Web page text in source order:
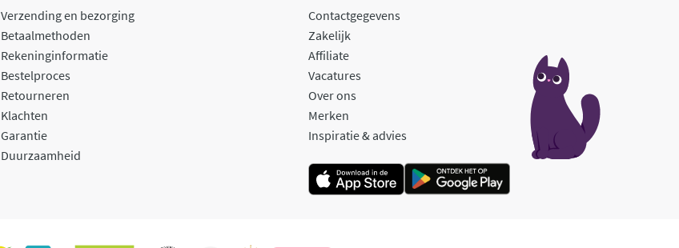
Verzending en bezorging
Betaalmethoden
Rekeninginformatie
Bestelproces
Retourneren
Klachten
Garantie
Duurzaamheid
Contactgegevens
Zakelijk
Affiliate
Vacatures
Over ons
Merken
Inspiratie & advies